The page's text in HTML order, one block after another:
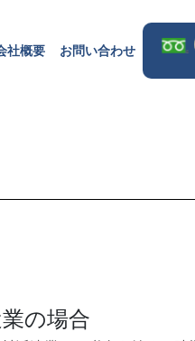
社概要 お問い合わせ
の場合